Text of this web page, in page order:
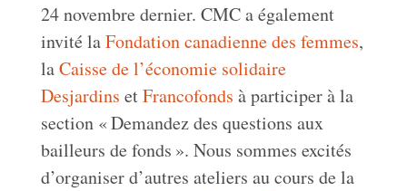
24 novembre dernier. CMC a également
invité laFondation canadienne des femmes,
laCaisse de l’économie solidaire
Desjardins etFrancofonds à participer à la
section « Demandez des questions aux
bailleurs de fonds ». Nous sommes excités
d’organiser d’autres ateliers au cours de la